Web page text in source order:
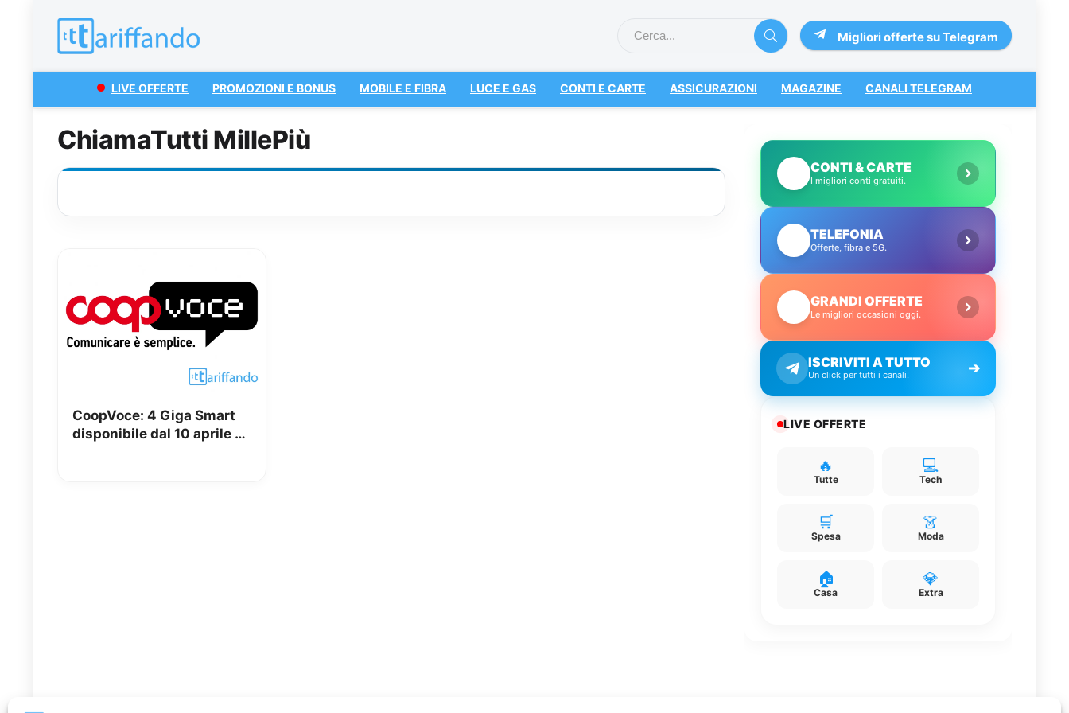
Migliori offerte su Telegram
LIVE OFFERTE PROMOZIONI E BONUS MOBILE E FIBRA LUCE E GAS CONTI E CARTE ASSICURAZIONI MAGAZINE CANALI TELEGRAM
ChiamaTutti MillePiù
CoopVoce: 4 Giga Smart
disponibile dal 10 aprile a
CONTI & CARTE
I migliori conti gratuiti.
TELEFONIA
Offerte, fibra e 5G.
GRANDI OFFERTE
Le migliori occasioni oggi.
ISCRIVITI A TUTTO
Un click per tutti i canali! ➔
LIVE OFFERTE
🔥
Tutte
💻
Tech
🛒
Spesa
👗
Moda
🏠
Casa
💎
Extra